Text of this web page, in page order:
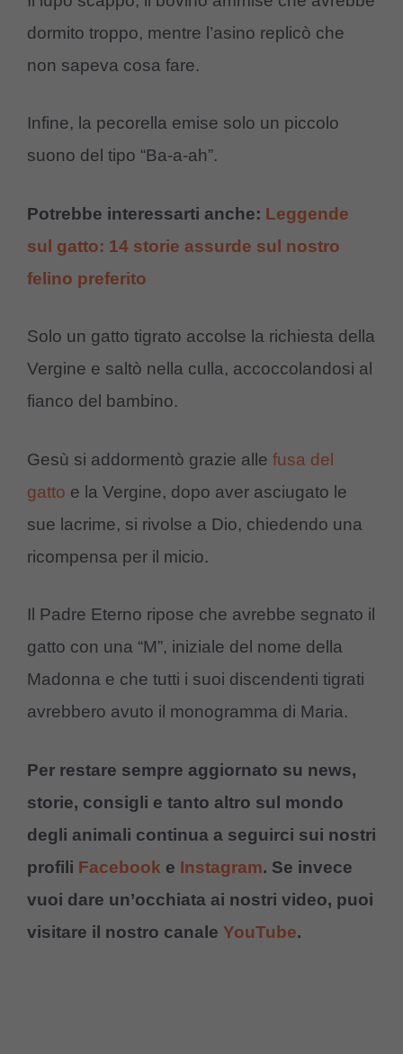
dormito troppo, mentre l’asino replicò che
non sapeva cosa fare.
Infine, la pecorella emise solo un piccolo
suono del tipo “Ba-a-ah”.
Potrebbe interessarti anche: Leggende
sul gatto: 14 storie assurde sul nostro
felino preferito
Solo un gatto tigrato accolse la richiesta della
Vergine e saltò nella culla, accoccolandosi al
fianco del bambino.
Gesù si addormentò grazie alle fusa del
gatto e la Vergine, dopo aver asciugato le
sue lacrime, si rivolse a Dio, chiedendo una
ricompensa per il micio.
Il Padre Eterno ripose che avrebbe segnato il
gatto con una “M”, iniziale del nome della
Madonna e che tutti i suoi discendenti tigrati
avrebbero avuto il monogramma di Maria.
Per restare sempre aggiornato su news,
storie, consigli e tanto altro sul mondo
degli animali continua a seguirci sui nostri
profili Facebook e Instagram. Se invece
vuoi dare un’occhiata ai nostri video, puoi
visitare il nostro canale YouTube.